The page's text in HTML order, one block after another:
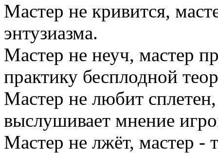
Мастер не кривится,
энтузиазма.
Мастер не неуч, мастер
практику бесплодной
Мастер не любит
выслушивает мнение
Мастер не лжёт, мастер -